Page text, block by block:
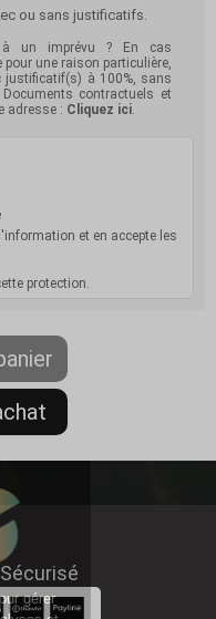
ou sans justificatifs.
à un imprévu ? En cas
pour une raison particulière,
justificatif(s) à 100%, sans
contractuels et
adresse : Cliquez ici.
et en accepte les
protection.